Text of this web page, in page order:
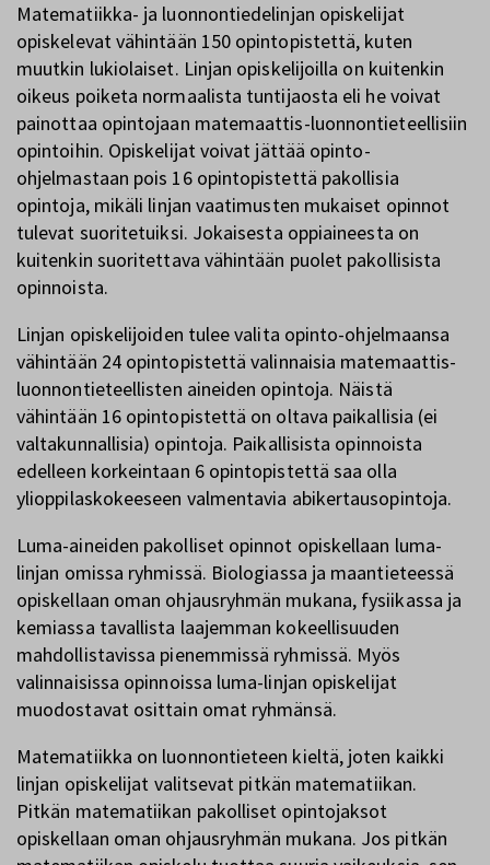
Matematiikka- ja luonnontiedelinjan opiskelijat
opiskelevat vähintään 150 opintopistettä, kuten
muutkin lukiolaiset. Linjan opiskelijoilla on kuitenkin
oikeus poiketa normaalista tuntijaosta eli he voivat
painottaa opintojaan matemaattis-luonnontieteellisiin
opintoihin. Opiskelijat voivat jättää opinto-
ohjelmastaan pois 16 opintopistettä pakollisia
opintoja, mikäli linjan vaatimusten mukaiset opinnot
tulevat suoritetuiksi. Jokaisesta oppiaineesta on
kuitenkin suoritettava vähintään puolet pakollisista
opinnoista.
Linjan opiskelijoiden tulee valita opinto-ohjelmaansa
vähintään 24 opintopistettä valinnaisia matemaattis-
luonnontieteellisten aineiden opintoja. Näistä
vähintään 16 opintopistettä on oltava paikallisia (ei
valtakunnallisia) opintoja. Paikallisista opinnoista
edelleen korkeintaan 6 opintopistettä saa olla
ylioppilaskokeeseen valmentavia abikertausopintoja.
Luma-aineiden pakolliset opinnot opiskellaan luma-
linjan omissa ryhmissä. Biologiassa ja maantieteessä
opiskellaan oman ohjausryhmän mukana, fysiikassa ja
kemiassa tavallista laajemman kokeellisuuden
mahdollistavissa pienemmissä ryhmissä. Myös
valinnaisissa opinnoissa luma-linjan opiskelijat
muodostavat osittain omat ryhmänsä.
Matematiikka on luonnontieteen kieltä, joten kaikki
linjan opiskelijat valitsevat pitkän matematiikan.
Pitkän matematiikan pakolliset opintojaksot
opiskellaan oman ohjausryhmän mukana. Jos pitkän